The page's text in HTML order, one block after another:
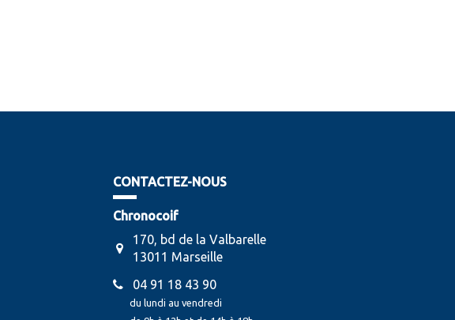
CONTACTEZ-NOUS
Chronocoif
170, bd de la Valbarelle
13011 Marseille
04 91 18 43 90
du lundi au vendredi